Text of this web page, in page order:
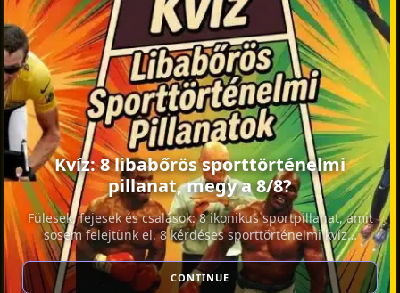
Kvíz: 8 libabőrös sporttörténelmi
pillanat, megy a 8/8?
Fülesek, fejesek és csalások: 8 ikonikus sportpillanat, amit
sosem felejtünk el. 8 kérdéses sporttörténelmi kvíz…
CONTINUE